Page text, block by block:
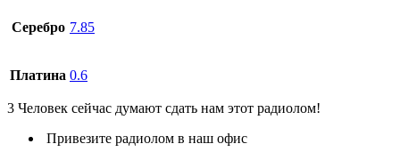
Серебро 7.85
Платина 0.6
3 Человек сейчас думают сдать нам этот радиолом!
Привезите радиолом в наш офис